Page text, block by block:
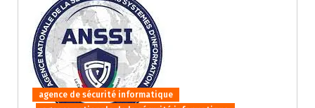
agence de sécurité informatique